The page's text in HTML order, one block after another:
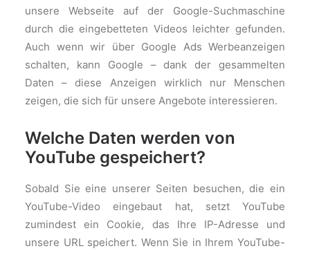
unsere Webseite auf der Google-Suchmaschine
durch die eingebetteten Videos leichter gefunden.
Auch wenn wir über Google Ads Werbeanzeigen
schalten, kann Google – dank der gesammelten
Daten – diese Anzeigen wirklich nur Menschen
zeigen, die sich für unsere Angebote interessieren.
Welche Daten werden von
YouTube gespeichert?
Sobald Sie eine unserer Seiten besuchen, die ein
YouTube-Video eingebaut hat, setzt YouTube
zumindest ein Cookie, das Ihre IP-Adresse und
unsere URL speichert. Wenn Sie in Ihrem YouTube-